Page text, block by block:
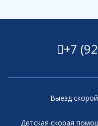
+7
Выезд
Детская скорая